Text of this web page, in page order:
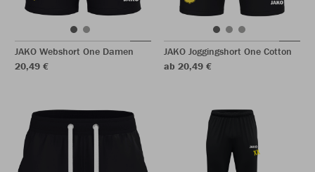
JAKO Webshort One Damen
20,49 €
JAKO Joggingshort One Cotton
ab 20,49 €